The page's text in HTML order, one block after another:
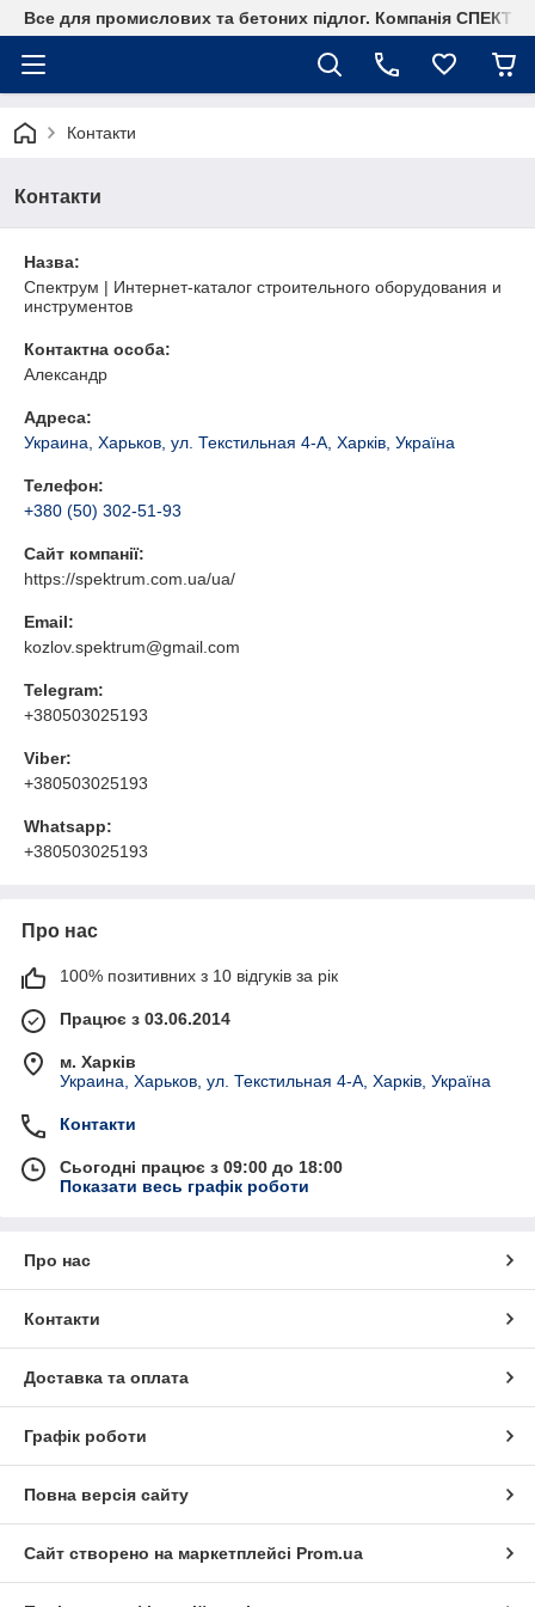
Все для промислових та бетоних підлог. Компанія
Контакти
Контакти
Назва:
Спектрум | Интернет-каталог строительного оборудования и
инструментов
Контактна особа:
Александр
Адреса:
Украина, Харьков, ул. Текстильная 4-А, Харків, Україна
Телефон:
+380 (50) 302-51-93
Сайт компанії:
https://spektrum.com.ua/ua/
Email:
kozlov.spektrum@gmail.com
Telegram:
+380503025193
Viber:
+380503025193
Whatsapp:
+380503025193
Про нас
100% позитивних з 10 відгуків за рік
Працює з 03.06.2014
м. Харків
Украина, Харьков, ул. Текстильная 4-А, Харків, Україна
Контакти
Сьогодні працює з 09:00 до 18:00
Показати весь графік роботи
Про нас
Контакти
Доставка та оплата
Графік роботи
Повна версія сайту
Сайт створено на маркетплейсі Prom.ua